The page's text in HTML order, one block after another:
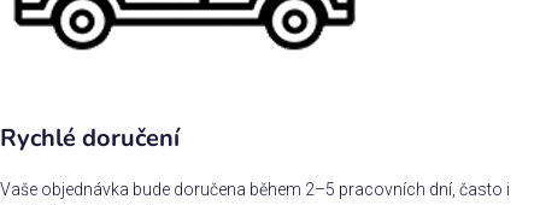
Rychlé doručení
Vaše objednávka bude doručena během 2–5 pracovních dní, často i